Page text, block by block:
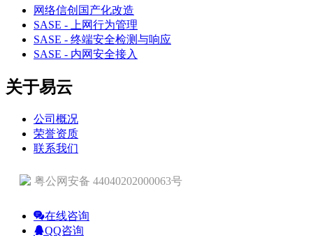
网络信创国产化改造
SASE - 上网行为管理
SASE - 终端安全检测与响应
SASE - 内网安全接入
关于易云
公司概况
荣誉资质
联系我们
粤公网安备 44040202000063号
在线咨询
QQ咨询